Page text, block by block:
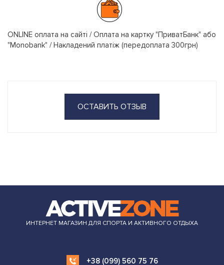
ONLINE оплата на сайті / Оплата на картку "ПриватБанк" або
"Monobank" / Накладений платіж (передоплата 300грн)
ОСТАВИТЬ ОТЗЫВ
ИНТЕРНЕТ МАГАЗИН ДЛЯ СПОРТА И АКТИВНОГО ОТДЫХА
+38 (099) 560 75 76